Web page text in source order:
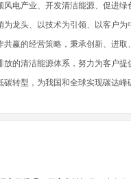
风电产业、开发清洁能源、促进
龙头、以技术为引领、以客户
共赢的经营策略，秉承创新、进
放的清洁能源体系，努力为客户
转型，为我国和全球实现碳达峰